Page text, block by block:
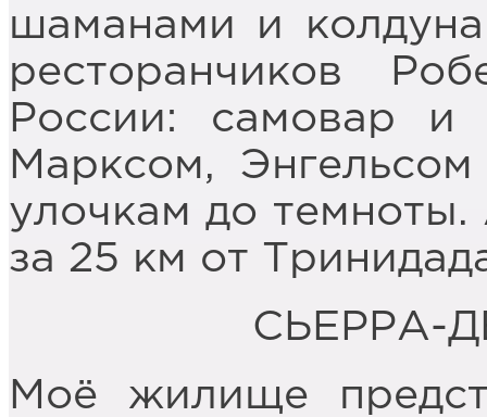
шаманами и
ресторанчиков
России: самовар и
Марксом,
улочкам до темноты.
за 25 км от
СЬЕРРА-
Моё жилище